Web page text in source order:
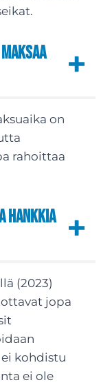
on
rahoittaa
hankkia
(2023)
jopa
kohdistu
ei ole